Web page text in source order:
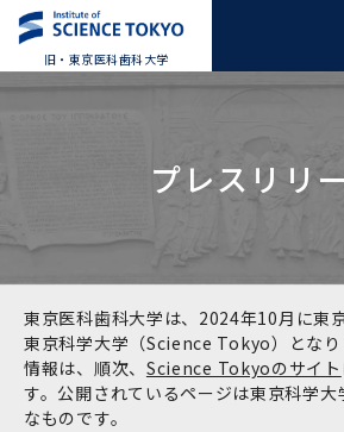
旧・東京医科歯科大学
大学案内トップ
学長メッセージ
基本理念・沿革
基本理念・沿革トップ
東京医科歯科大学の特色
入学案内トップ
大学案内
学部受験生向け「大学案内」（冊
学生生活
学生生活トップ
Science Tokyo SPRING (医歯
教育研究組織等
教育研究組織等トップ
大学病院
プレスリリ
東京医科歯科大学は、2024年10月に東
東京科学大学（Science Tokyo）となり
情報は、順次、 Science Tokyoのサイト
す。公開されているページは東京科学
なものです。